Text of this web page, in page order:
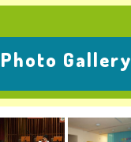
Photo Gallery